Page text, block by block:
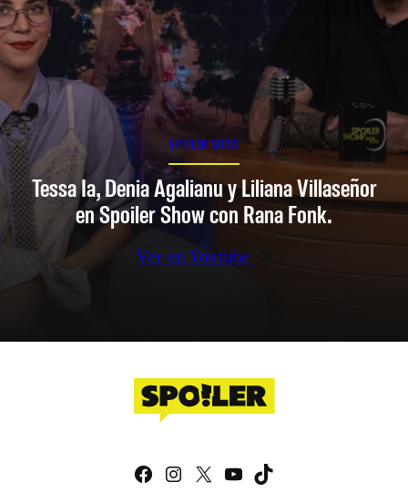
SPOILER SHOW
Tessa Ia, Denia Agalianu y Liliana Villaseñor
en Spoiler Show con Rana Fonk.
Ver en Youtube
Facebook
Instagram
X YouTube